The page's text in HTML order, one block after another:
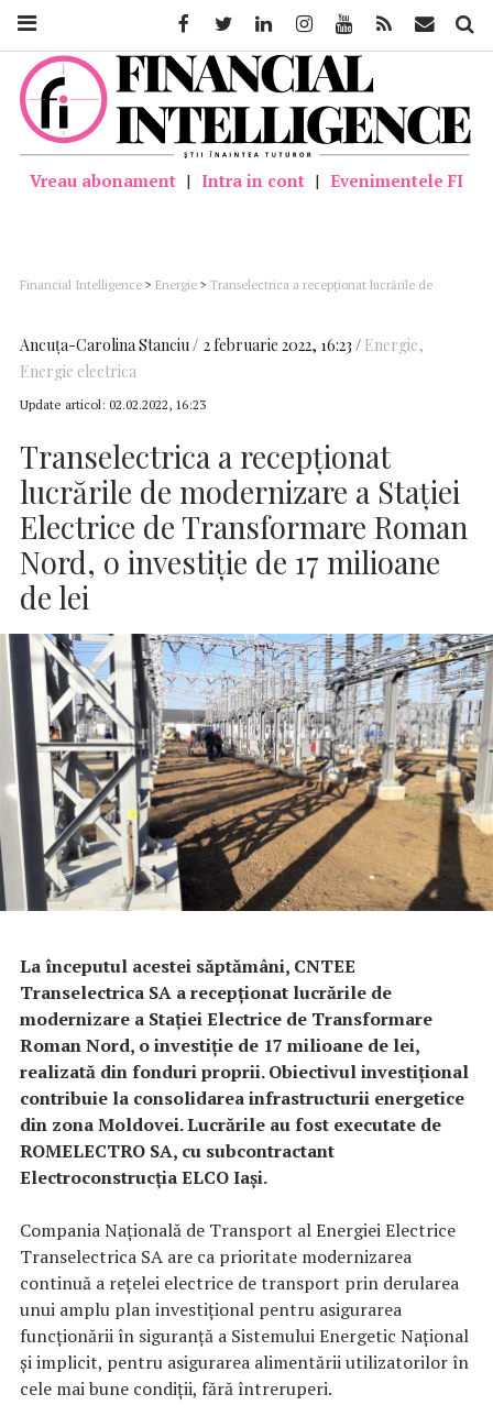
Vreau abonament | Intra in cont | Evenimentele FI
Financial Intelligence > Energie > Transelectrica a recepționat lucrările de
Ancuţa-Carolina Stanciu 2 februarie 2022, 16:23 Energie,
Energie electrica
Update articol: 02.02.2022, 16:23
Transelectrica a recepționat
lucrările de modernizare a Stației
Electrice de Transformare Roman
Nord, o investiție de 17 milioane
de lei
La începutul acestei săptămâni, CNTEE
Transelectrica SA a recepționat lucrările de
modernizare a Stației Electrice de Transformare
Roman Nord, o investiție de 17 milioane de lei,
realizată din fonduri proprii. Obiectivul investițional
contribuie la consolidarea infrastructurii energetice
din zona Moldovei. Lucrările au fost executate de
ROMELECTRO SA, cu subcontractant
Electroconstrucția ELCO Iași.
Compania Națională de Transport al Energiei Electrice
Transelectrica SA are ca prioritate modernizarea
continuă a rețelei electrice de transport prin derularea
unui amplu plan investițional pentru asigurarea
funcționării în siguranță a Sistemului Energetic Național
și implicit, pentru asigurarea alimentării utilizatorilor în
cele mai bune condiții, fără întreruperi.
FacebookTwitter LinkedinInstagramYoutube Feed Mail